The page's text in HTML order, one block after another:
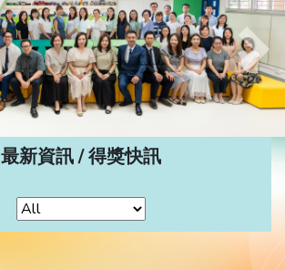
Next
最新資訊 / 得獎快訊